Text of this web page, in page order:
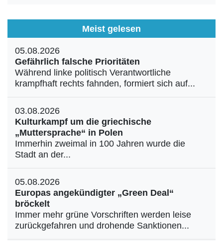
Meist gelesen
05.08.2026
Gefährlich falsche Prioritäten
Während linke politisch Verantwortliche
krampfhaft rechts fahnden, formiert sich auf...
03.08.2026
Kulturkampf um die griechische
„Muttersprache“ in Polen
Immerhin zweimal in 100 Jahren wurde die
Stadt an der...
05.08.2026
Europas angekündigter „Green Deal“
bröckelt
Immer mehr grüne Vorschriften werden leise
zurückgefahren und drohende Sanktionen...